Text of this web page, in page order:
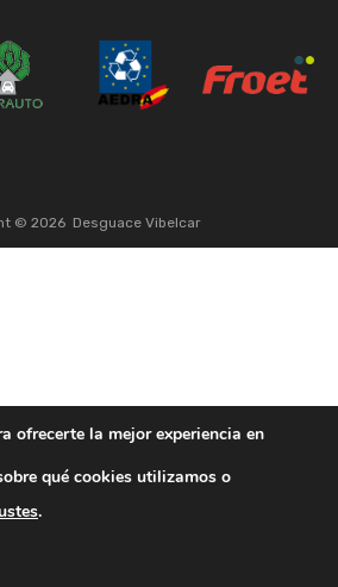
© 2026 Desguace Vibelcar
ofrecerte la mejor experiencia en
qué cookies utilizamos o
.